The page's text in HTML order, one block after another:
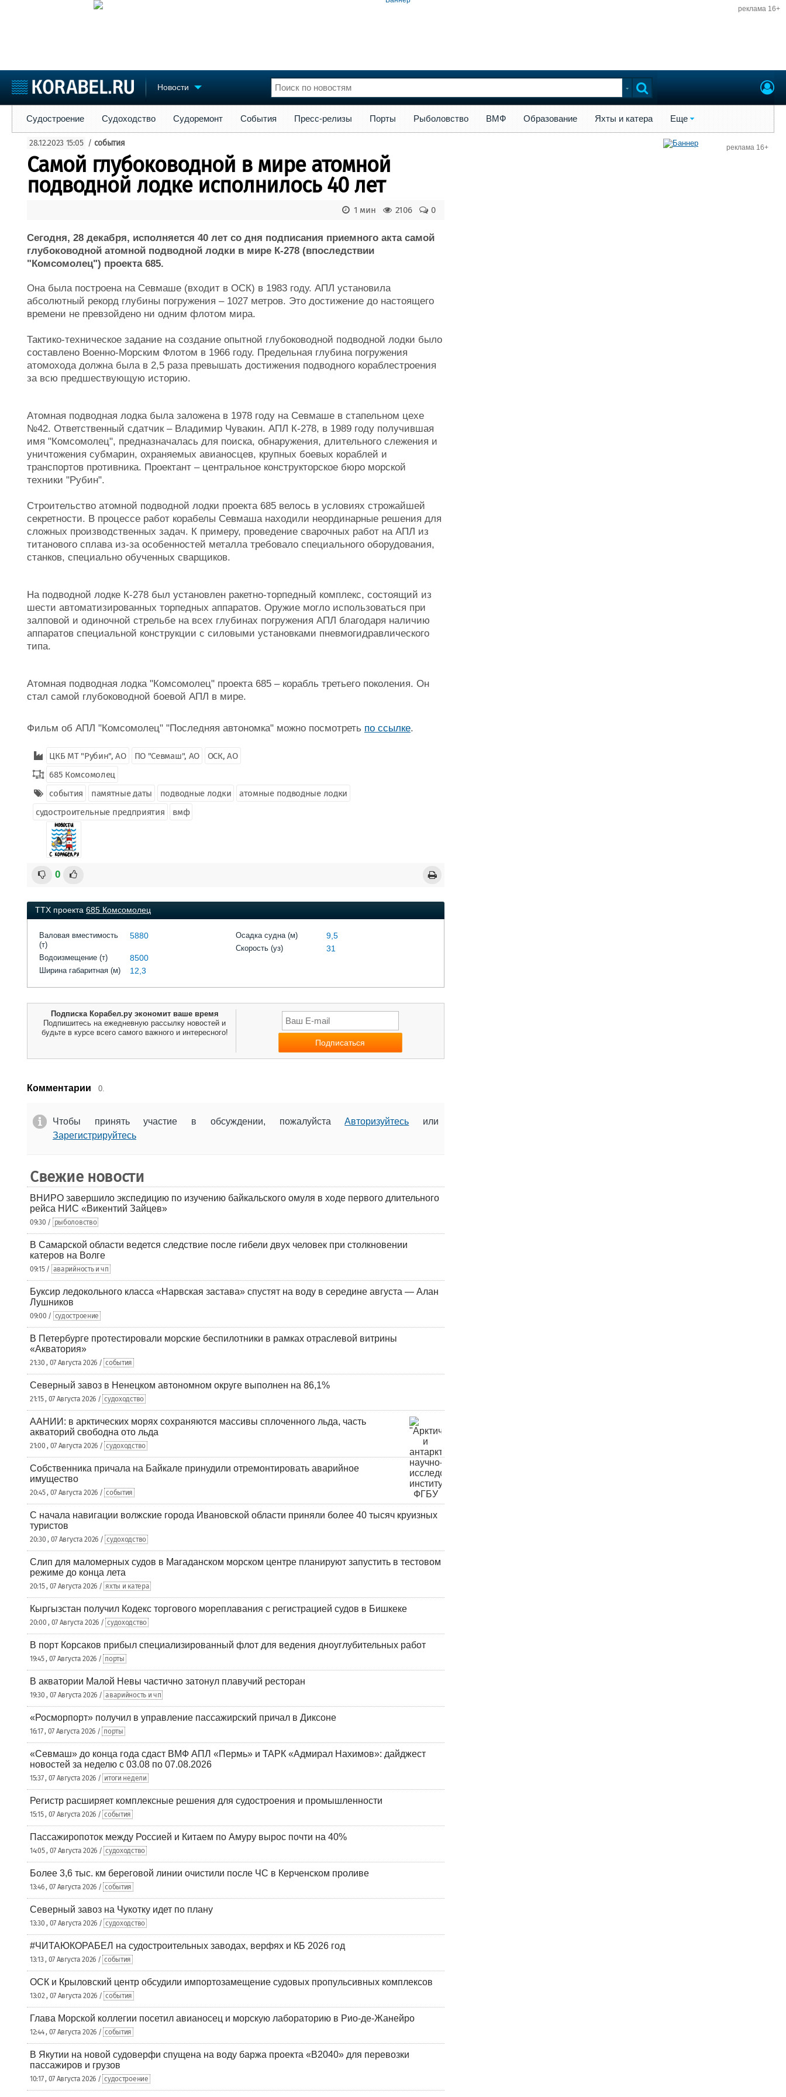
реклама 16+
Новости
Судостроение
Пульс
Новости
Репутация
Журнал
Реклама
Торговая площадка
Доска объявлений
Продажа флота
Оборудование
Изделия
Конференции
Личности
Флот
Форум
Отзывы
Все службы
Судостроение Судоходство Судоремонт События Пресс-релизы Порты Рыболовство ВМФ Образование Яхты и катера Еще
28.12.2023 15:05 / события
Самой глубоководной в мире атомной
подводной лодке исполнилось 40 лет
0
2106
1 мин
Сегодня, 28 декабря, исполняется 40 лет со дня подписания приемного акта самой
глубоководной атомной подводной лодки в мире К-278 (впоследствии
"Комсомолец") проекта 685.
Она была построена на Севмаше (входит в ОСК) в 1983 году. АПЛ установила
абсолютный рекорд глубины погружения – 1027 метров. Это достижение до настоящего
времени не превзойдено ни одним флотом мира.
Тактико-техническое задание на создание опытной глубоководной подводной лодки было
составлено Военно-Морским Флотом в 1966 году. Предельная глубина погружения
атомохода должна была в 2,5 раза превышать достижения подводного кораблестроения
за всю предшествующую историю.
Атомная подводная лодка была заложена в 1978 году на Севмаше в стапельном цехе
№42. Ответственный сдатчик – Владимир Чувакин. АПЛ К-278, в 1989 году получившая
имя "Комсомолец", предназначалась для поиска, обнаружения, длительного слежения и
уничтожения субмарин, охраняемых авианосцев, крупных боевых кораблей и
транспортов противника. Проектант – центральное конструкторское бюро морской
техники "Рубин".
Строительство атомной подводной лодки проекта 685 велось в условиях строжайшей
секретности. В процессе работ корабелы Севмаша находили неординарные решения для
сложных производственных задач. К примеру, проведение сварочных работ на АПЛ из
титанового сплава из-за особенностей металла требовало специального оборудования,
станков, специально обученных сварщиков.
На подводной лодке К-278 был установлен ракетно-торпедный комплекс, состоящий из
шести автоматизированных торпедных аппаратов. Оружие могло использоваться при
залповой и одиночной стрельбе на всех глубинах погружения АПЛ благодаря наличию
аппаратов специальной конструкции с силовыми установками пневмогидравлического
типа.
Атомная подводная лодка "Комсомолец" проекта 685 – корабль третьего поколения. Он
стал самой глубоководной боевой АПЛ в мире.
Фильм об АПЛ "Комсомолец" "Последняя автономка" можно посмотреть по ссылке.
ЦКБ МТ "Рубин", АО ПО "Севмаш", АО
ОСК, АО
685 Комсомолец
события
памятные даты подводные лодки
атомные подводные лодки
судостроительные предприятия
вмф
0
ТТХ проекта 685 Комсомолец
Валовая вместимость
(т)
5880
Водоизмещение (т) 8500
Ширина габаритная (м) 12,3
Осадка судна (м) 9,5
Скорость (уз) 31
Подписка Корабел.ру экономит ваше время
Подпишитесь на ежедневную рассылку новостей и
будьте в курсе всего самого важного и интересного!
Комментарии 0.
Чтобы принять участие в обсуждении, пожалуйстаАвторизуйтесь или
Зарегистрируйтесь
Свежие новости
ВНИРО завершило экспедицию по изучению байкальского омуля в ходе первого длительного
рейса НИС «Викентий Зайцев»
09:30 / рыболовство
В Самарской области ведется следствие после гибели двух человек при столкновении
катеров на Волге
09:15 / аварийность и чп
Буксир ледокольного класса «Нарвская застава» спустят на воду в середине августа — Алан
Лушников
09:00 / судостроение
В Петербурге протестировали морские беспилотники в рамках отраслевой витрины
«Акватория»
21:30 , 07 Августа 2026 / события
Северный завоз в Ненецком автономном округе выполнен на 86,1%
21:15 , 07 Августа 2026 / судоходство
ААНИИ: в арктических морях сохраняются массивы сплоченного льда, часть
акваторий свободна ото льда
21:00 , 07 Августа 2026 / судоходство
Собственника причала на Байкале принудили отремонтировать аварийное
имущество
20:45 , 07 Августа 2026 / события
С начала навигации волжские города Ивановской области приняли более 40 тысяч круизных
туристов
20:30 , 07 Августа 2026 / судоходство
Слип для маломерных судов в Магаданском морском центре планируют запустить в тестовом
режиме до конца лета
20:15 , 07 Августа 2026 / яхты и катера
Кыргызстан получил Кодекс торгового мореплавания с регистрацией судов в Бишкеке
20:00 , 07 Августа 2026 / судоходство
В порт Корсаков прибыл специализированный флот для ведения дноуглубительных работ
19:45 , 07 Августа 2026 / порты
В акватории Малой Невы частично затонул плавучий ресторан
19:30 , 07 Августа 2026 / аварийность и чп
«Росморпорт» получил в управление пассажирский причал в Диксоне
16:17 , 07 Августа 2026 / порты
«Севмаш» до конца года сдаст ВМФ АПЛ «Пермь» и ТАРК «Адмирал Нахимов»: дайджест
новостей за неделю с 03.08 по 07.08.2026
15:37 , 07 Августа 2026 / итоги недели
Регистр расширяет комплексные решения для судостроения и промышленности
15:15 , 07 Августа 2026 / события
Пассажиропоток между Россией и Китаем по Амуру вырос почти на 40%
14:05 , 07 Августа 2026 / судоходство
Более 3,6 тыс. км береговой линии очистили после ЧС в Керченском проливе
13:46 , 07 Августа 2026 / события
Северный завоз на Чукотку идет по плану
13:30 , 07 Августа 2026 / судоходство
#ЧИТАЮКОРАБЕЛ на судостроительных заводах, верфях и КБ 2026 год
13:13 , 07 Августа 2026 / события
ОСК и Крыловский центр обсудили импортозамещение судовых пропульсивных комплексов
13:02 , 07 Августа 2026 / события
Глава Морской коллегии посетил авианосец и морскую лабораторию в Рио-де-Жанейро
12:44 , 07 Августа 2026 / события
В Якутии на новой судоверфи спущена на воду баржа проекта «В2040» для перевозки
пассажиров и грузов
10:17 , 07 Августа 2026 / судостроение
реклама 16+